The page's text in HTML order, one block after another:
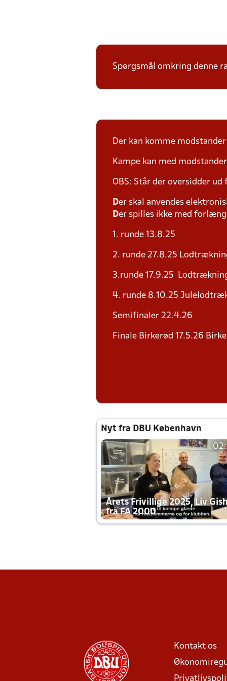
Spørgsmål omkring denne
Der kan komme
Kampe kan med
OBS: Står der oversidder
Der skal anvendes
Der spilles ikke med
1. runde 13.8.25
2. runde 27.8.25
3.runde 17.9.25
4. runde 8.10.25
Semifinaler 22.4.26
Finale Birkerød 17.5.26
Nyt fra DBU København
Årets Frivillige 2025, Liv Gish
fra FA 2000
Kontakt os